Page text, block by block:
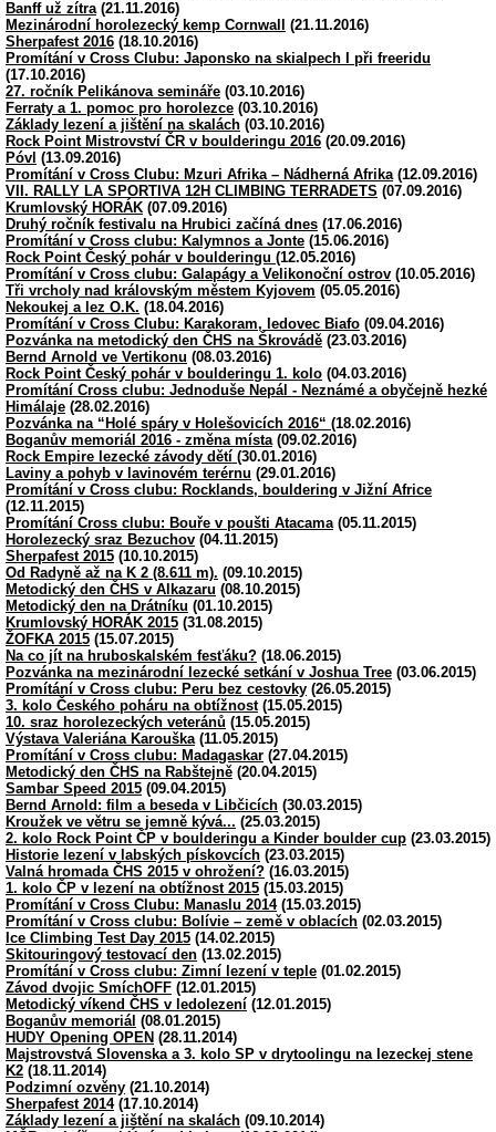
Banff už zítra (21.11.2016)
Mezinárodní horolezecký kemp Cornwall
(21.11.2016)
Sherpafest 2016 (18.10.2016)
Promítání v Cross Clubu: Japonsko na skialpech I při freeridu
(17.10.2016)
27. ročník Pelikánova semináře (03.10.2016)
Ferraty a 1. pomoc pro horolezce (03.10.2016)
Základy lezení a jištění na skalách (03.10.2016)
Rock Point Mistrovství ČR v boulderingu 2016 (20.09.2016)
Póvl (13.09.2016)
Promítání v Cross Clubu: Mzuri Afrika – Nádherná Afrika (12.09.2016)
VII. RALLY LA SPORTIVA 12H CLIMBING TERRADETS (07.09.2016)
Krumlovský HORÁK (07.09.2016)
Druhý ročník festivalu na Hrubici začíná dnes (17.06.2016)
Promítání v Cross clubu: Kalymnos a Jonte (15.06.2016)
Rock Point Český pohár v boulderingu (12.05.2016)
Promítání v Cross clubu: Galapágy a Velikonoční ostrov (10.05.2016)
Tři vrcholy nad královským městem Kyjovem (05.05.2016)
Nekoukej a lez O.K. (18.04.2016)
Promítání v Cross Clubu: Karakoram, ledovec Biafo (09.04.2016)
Pozvánka na metodický den ČHS na Škrovádě (23.03.2016)
Bernd Arnold ve Vertikonu (08.03.2016)
Rock Point Český pohár v boulderingu 1. kolo (04.03.2016)
Promítání Cross clubu: Jednoduše Nepál - Neznámé a obyčejně hezké
Himálaje (28.02.2016)
Pozvánka na “Holé spáry v Holešovicích 2016“ (18.02.2016)
Boganův memoriál 2016 - změna místa (09.02.2016)
Rock Empire lezecké závody dětí (30.01.2016)
Laviny a pohyb v lavinovém terérnu (29.01.2016)
Promítání v Cross clubu: Rocklands, bouldering v Jižní Africe
(12.11.2015)
Promítání Cross clubu: Bouře v poušti Atacama (05.11.2015)
Horolezecký sraz Bezuchov (04.11.2015)
Sherpafest 2015 (10.10.2015)
Od Radyně až na K 2 (8.611 m). (09.10.2015)
Metodický den ČHS v Alkazaru (08.10.2015)
Metodický den na Drátníku (01.10.2015)
Krumlovský HORÁK 2015 (31.08.2015)
ŽOFKA 2015 (15.07.2015)
Na co jít na hruboskalském fesťáku? (18.06.2015)
Pozvánka na mezinárodní lezecké setkání v Joshua Tree (03.06.2015)
Promítání v Cross clubu: Peru bez cestovky (26.05.2015)
3. kolo Českého poháru na obtížnost(15.05.2015)
10. sraz horolezeckých veteránů (15.05.2015)
Výstava Valeriána Karouška (11.05.2015)
Promítání v Cross clubu: Madagaskar (27.04.2015)
Metodický den ČHS na Rabštejně (20.04.2015)
Sambar Speed 2015 (09.04.2015)
Bernd Arnold: film a beseda v Libčicích (30.03.2015)
Kroužek ve větru se jemně kývá... (25.03.2015)
2. kolo Rock Point ČP v boulderingu a Kinder boulder cup (23.03.2015)
Historie lezení v labských pískovcích (23.03.2015)
Valná hromada ČHS 2015 v ohrožení? (16.03.2015)
1. kolo ČP v lezení na obtížnost 2015 (15.03.2015)
Promítání v Cross Clubu: Manaslu 2014(15.03.2015)
Promítání v Cross clubu: Bolívie – země v oblacích (02.03.2015)
Ice Climbing Test Day 2015 (14.02.2015)
Skitouringový testovací den (13.02.2015)
Promítání v Cross clubu: Zimní lezení v teple (01.02.2015)
Závod dvojic SmíchOFF (12.01.2015)
Metodický víkend ČHS v ledolezení (12.01.2015)
Boganův memoriál (08.01.2015)
HUDY Opening OPEN (28.11.2014)
Majstrovstvá Slovenska a 3. kolo SP v drytoolingu na lezeckej stene
K2 (18.11.2014)
Podzimní ozvěny (21.10.2014)
Sherpafest 2014(17.10.2014)
Základy lezení a jištění na skalách (09.10.2014)